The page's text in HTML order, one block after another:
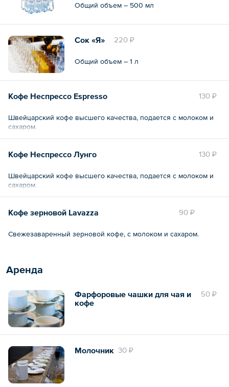
Общий объем – 500 мл
220 ₽
Сок «Я»
Общий объем – 1 л
130 ₽
Кофе Неспрессо Espresso
Швейцарский кофе высшего качества, подается с молоком и
сахаром.
130 ₽
Кофе Неспрессо Лунго
Швейцарский кофе высшего качества, подается с молоком и
сахаром.
90 ₽
Кофе зерновой Lavazza
Свежезаваренный зерновой кофе, с молоком и сахаром.
Аренда
50 ₽
Фарфоровые чашки для чая и
кофе
30 ₽
Молочник